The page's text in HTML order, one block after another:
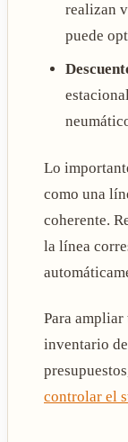
realizan
puede
Lo
como una
coherente.
la línea
Para
inventario
controlar el